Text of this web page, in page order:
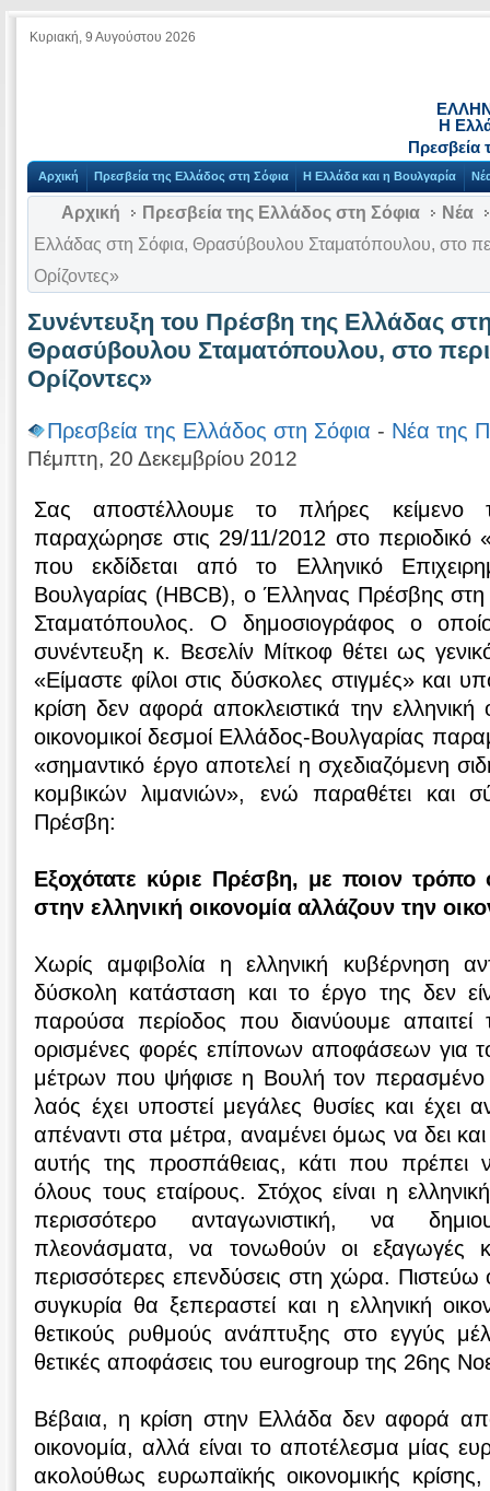
Κυριακή, 9 Αυγούστου 2026
Η
Πρεσβεία
Αρχική Πρεσβεία της Ελλάδος στη Σόφια Η Ελλάδα και η Βουλγαρία
Αρχική Πρεσβεία της Ελλάδος στη Σόφια
Νέα
Ελλάδας στη Σόφια, Θρασύβουλου Σταματόπουλου, στο
Ορίζοντες»
Συνέντευξη του Πρέσβη της Ελλάδας
Θρασύβουλου Σταματόπουλου, στο
Ορίζοντες»
Πρεσβεία της Ελλάδος στη Σόφια - Νέα της
Πέμπτη, 20 Δεκεμβρίου 2012
Σας αποστέλλουμε το πλήρες κείμενο
παραχώρησε στις 29/11/2012 στο περιοδικό
που εκδίδεται από το Ελληνικό
Βουλγαρίας (HBCB), ο Έλληνας Πρέσβης
Σταματόπουλος. Ο δημοσιογράφος ο
συνέντευξη κ. Βεσελίν Μίτκοφ θέτει ως
«Είμαστε φίλοι στις δύσκολες στιγμές» και
κρίση δεν αφορά αποκλειστικά την ελληνική
οικονομικοί δεσμοί Ελλάδος-Βουλγαρίας
«σημαντικό έργο αποτελεί η σχεδιαζόμενη
κομβικών λιμανιών», ενώ παραθέτει και
Πρέσβη:
Εξοχότατε κύριε Πρέσβη, με ποιον τρόπο
στην ελληνική οικονομία αλλάζουν την
Χωρίς αμφιβολία η ελληνική κυβέρνηση
δύσκολη κατάσταση και το έργο της δεν
παρούσα περίοδος που διανύουμε απαιτεί
ορισμένες φορές επίπονων αποφάσεων για
μέτρων που ψήφισε η Βουλή τον περασμένο
λαός έχει υποστεί μεγάλες θυσίες και έχει
απέναντι στα μέτρα, αναμένει όμως να δει
αυτής της προσπάθειας, κάτι που πρέπει
όλους τους εταίρους. Στόχος είναι η
περισσότερο ανταγωνιστική, να
πλεονάσματα, να τονωθούν οι εξαγωγές
περισσότερες επενδύσεις στη χώρα. Πιστεύω
συγκυρία θα ξεπεραστεί και η ελληνική
θετικούς ρυθμούς ανάπτυξης στο εγγύς
θετικές αποφάσεις του eurogroup της 26ης
Βέβαια, η κρίση στην Ελλάδα δεν αφορά
οικονομία, αλλά είναι το αποτέλεσμα μίας
ακολούθως ευρωπαϊκής οικονομικής